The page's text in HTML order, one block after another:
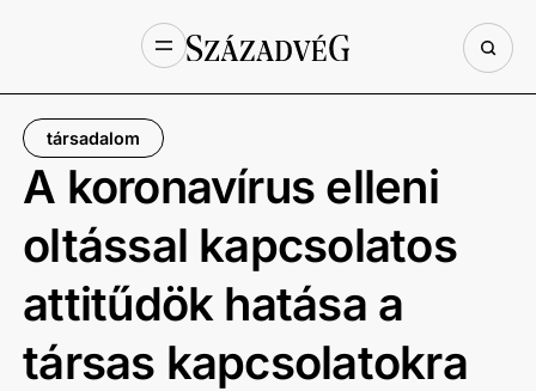
társadalom
A koronavírus elleni
oltással kapcsolatos
attitűdök hatása a
társas kapcsolatokra